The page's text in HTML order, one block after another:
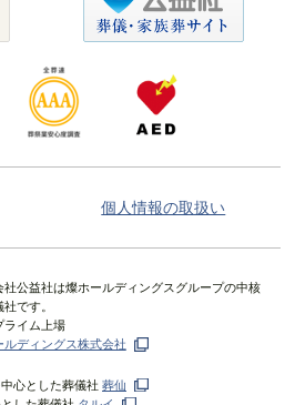
個人情報の取扱い
社公益社は燦ホールディングスグループの中核
です。
ライム上場
ルディングス株式会社
心とした葬儀社 葬仙